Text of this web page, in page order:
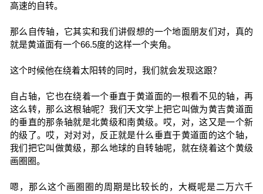
高速的自转。
那么自传轴，它其实和我们讲假想的一个地面朋友们对，真的
就是黄道面有一个66.5度的这样一个夹角。
这个时候他在绕着太阳转的同时，我们就会发现这跟？
自占轴，它也在绕着一个垂直于黄道面的一根看不见的轴，再
这么转，那么这根轴呢？我们天文学上把它叫做为黄吉黄道面
的垂直的那条轴就是北黄级和南黄级。哎，对，这又是一个新
的级了。哎，对对对，反正就是什么垂直于黄道面的这个轴，
我们把它叫做黄级，那么地球的自转轴呢，就在绕着这个黄级
画圈圈。
嗯，那么这个画圈圈的周期是比较长的，大概呢是二万六千